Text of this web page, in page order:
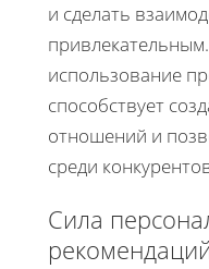
и сделать
использование
способствует
отношений и
среди
Сила